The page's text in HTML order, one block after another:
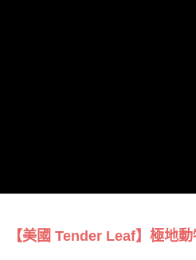
【美國 Tender Leaf】極地動